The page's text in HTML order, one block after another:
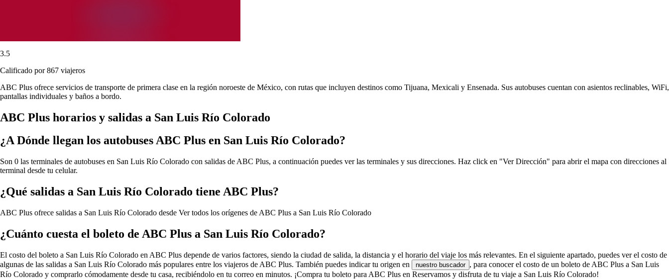
3.5
Calificado por 867 viajeros
ABC Plus ofrece servicios de transporte de primera clase en la región noroeste de México, con rutas que incluyen destinos como Tijuana, Mexicali y Ensenada. Sus autobuses cuentan con asientos reclinables, WiFi,
pantallas individuales y baños a bordo.
ABC Plus horarios y salidas a San Luis Río Colorado
¿A Dónde llegan los autobuses ABC Plus en San Luis Río Colorado?
Son 0 las terminales de autobuses en San Luis Río Colorado con salidas de ABC Plus, a continuación puedes ver las terminales y sus direcciones. Haz click en "Ver Dirección" para abrir el mapa con direcciones al
terminal desde tu celular.
¿Qué salidas a San Luis Río Colorado tiene ABC Plus?
ABC Plus ofrece salidas a San Luis Río Colorado desde Ver todos los orígenes de ABC Plus a San Luis Río Colorado
¿Cuánto cuesta el boleto de ABC Plus a San Luis Río Colorado?
El costo del boleto a San Luis Río Colorado en ABC Plus depende de varios factores, siendo la ciudad de salida, la distancia y el horario del viaje los más relevantes. En el siguiente apartado, puedes ver el costo de
algunas de las salidas a San Luis Río Colorado más populares entre los viajeros de ABC Plus. También puedes indicar tu origen en
nuestro buscador , para conocer el costo de un boleto de ABC Plus a San Luis
Río Colorado y comprarlo cómodamente desde tu casa, recibiéndolo en tu correo en minutos. ¡Compra tu boleto para ABC Plus en Reservamos y disfruta de tu viaje a San Luis Río Colorado!